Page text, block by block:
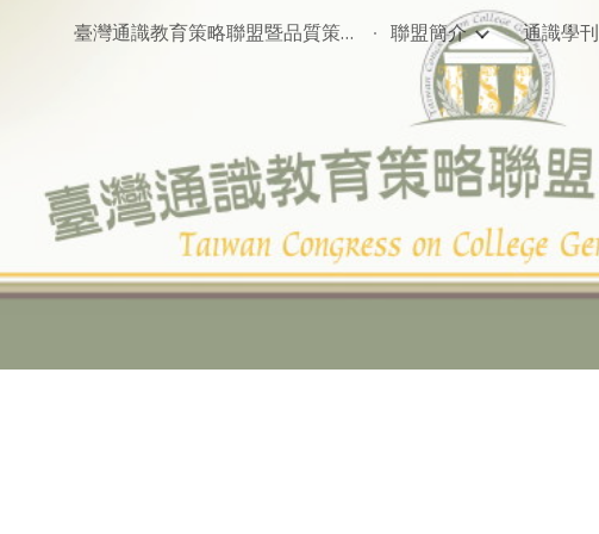
to main content Skip to navigation
臺灣通識教育策略聯盟暨品質策進會 聯盟簡介 通識學刊